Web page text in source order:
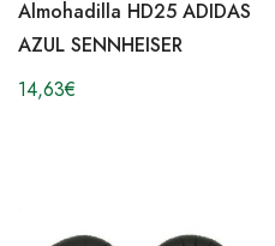
Almohadilla HD25 ADIDAS
AZUL SENNHEISER
14,63€